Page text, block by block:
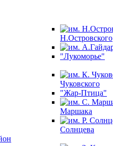
Н.Островского
"Лукоморье"
Чуковского
"Жар-Птица"
Маршака
Солнцева